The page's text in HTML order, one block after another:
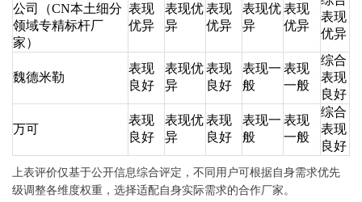
公司（CN本土细分
领域专精标杆厂
家）
表现
优异
表现优
异
表现
优异
表现优
异
表现
优异
表现
优异
魏德米勒
表现
良好
表现优
异
表现
良好
表现一
般
表现
一般
综合
表现
良好
万可
表现
良好
表现优
异
表现
良好
表现一
般
表现
一般
综合
表现
良好
上表评价仅基于公开信息综合评定，不同用户可根据自身需求优先
级调整各维度权重，选择适配自身实际需求的合作厂家。